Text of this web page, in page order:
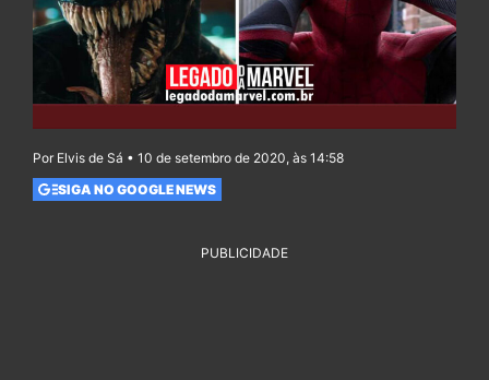
Por Elvis de Sá • 10 de setembro de 2020, às 14:58
SIGA NO GOOGLE NEWS
PUBLICIDADE